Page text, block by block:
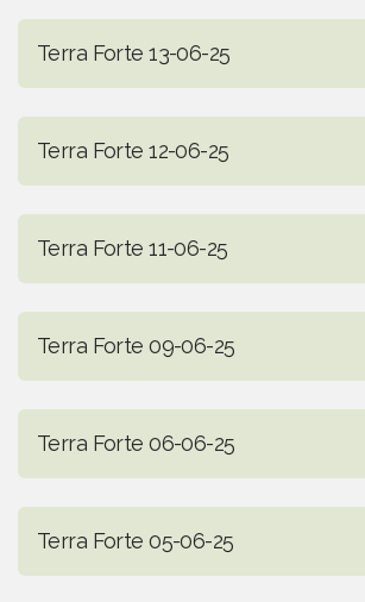
Terra Forte 13-06-25
Terra Forte 12-06-25
Terra Forte 11-06-25
Terra Forte 09-06-25
Terra Forte 06-06-25
Terra Forte 05-06-25